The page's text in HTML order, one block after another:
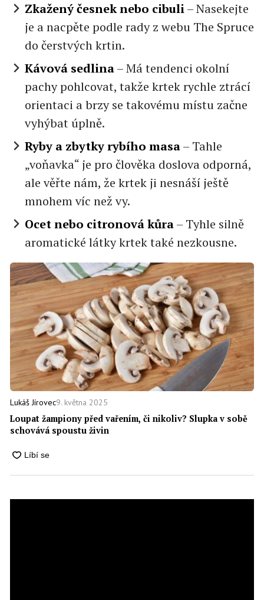
Zkažený česnek nebo cibuli– Nasekejte
je a nacpěte podle rady z webu The Spruce
do čerstvých krtin.
Kávová sedlina– Má tendenci okolní
pachy pohlcovat, takže krtek rychle ztrácí
orientaci a brzy se takovému místu začne
vyhýbat úplně.
Ryby a zbytky rybího masa– Tahle
„voňavka“ je pro člověka doslova odporná,
ale věřte nám, že krtek ji nesnáší ještě
mnohem víc než vy.
Ocet nebo citronová kůra– Tyhle silně
aromatické látky krtek také nezkousne.
Lukáš Jírovec9. května 2025
Loupat žampiony před vařením, či nikoliv? Slupka v sobě
schovává spoustu živin